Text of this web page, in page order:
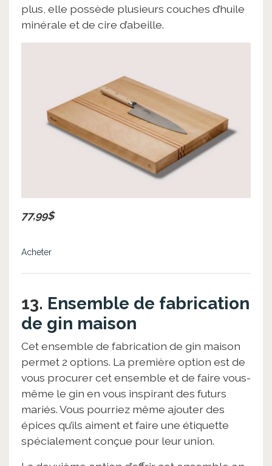
plus, elle possède plusieurs couches d’huile
minérale et de cire d’abeille.
77,99$
Acheter
13. Ensemble de fabrication
de gin maison
Cet ensemble de fabrication de gin maison
permet 2 options. La première option est de
vous procurer cet ensemble et de faire vous-
même le gin en vous inspirant des futurs
mariés. Vous pourriez même ajouter des
épices qu’ils aiment et faire une étiquette
spécialement conçue pour leur union.